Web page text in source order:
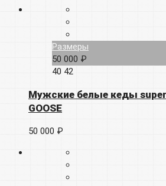
Размеры
50 000 ₽
40 42
Мужские белые кеды
GOOSE
50 000 ₽